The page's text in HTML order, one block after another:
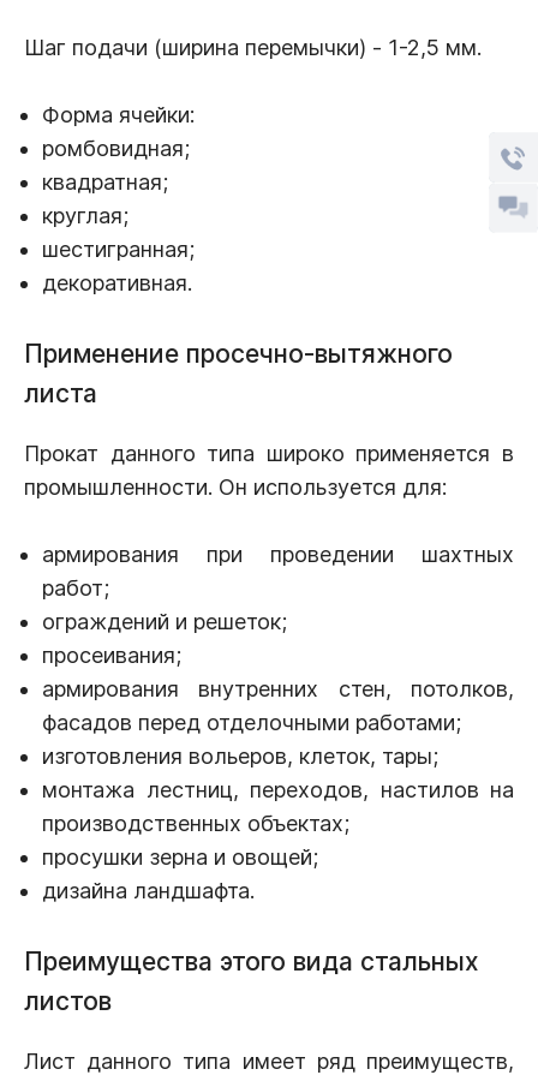
Шаг подачи (ширина перемычки) - 1-2,5 мм.
Форма ячейки:
ромбовидная;
квадратная;
круглая;
шестигранная;
декоративная.
Применение просечно-вытяжного
листа
Прокат данного типа широко применяется в
промышленности. Он используется для:
армирования при проведении шахтных
работ;
ограждений и решеток;
просеивания;
армирования внутренних стен, потолков,
фасадов перед отделочными работами;
изготовления вольеров, клеток, тары;
монтажа лестниц, переходов, настилов на
производственных объектах;
просушки зерна и овощей;
дизайна ландшафта.
Преимущества этого вида стальных
листов
Лист данного типа имеет ряд преимуществ,